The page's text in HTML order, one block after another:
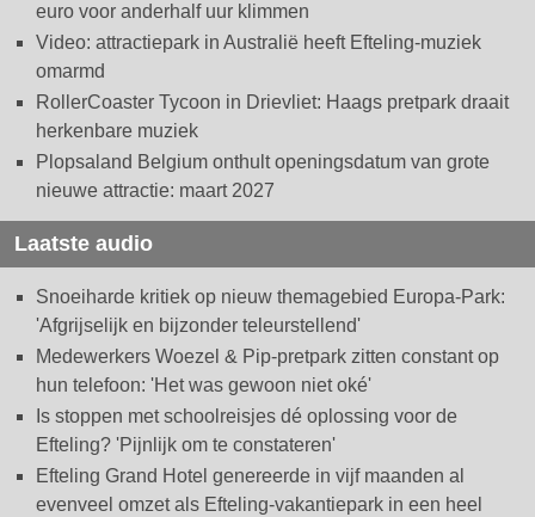
euro voor anderhalf uur klimmen
Video: attractiepark in Australië heeft Efteling-muziek
omarmd
RollerCoaster Tycoon in Drievliet: Haags pretpark draait
herkenbare muziek
Plopsaland Belgium onthult openingsdatum van grote
nieuwe attractie: maart 2027
Laatste audio
Snoeiharde kritiek op nieuw themagebied Europa-Park:
'Afgrijselijk en bijzonder teleurstellend'
Medewerkers Woezel & Pip-pretpark zitten constant op
hun telefoon: 'Het was gewoon niet oké'
Is stoppen met schoolreisjes dé oplossing voor de
Efteling? 'Pijnlijk om te constateren'
Efteling Grand Hotel genereerde in vijf maanden al
evenveel omzet als Efteling-vakantiepark in een heel